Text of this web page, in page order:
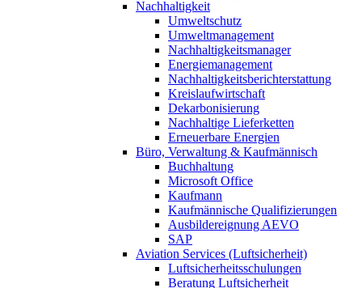
Nachhaltigkeit
Umweltschutz
Umweltmanagement
Nachhaltigkeitsmanager
Energiemanagement
Nachhaltigkeitsberichterstattung
Kreislaufwirtschaft
Dekarbonisierung
Nachhaltige Lieferketten
Erneuerbare Energien
Büro, Verwaltung & Kaufmännisch
Buchhaltung
Microsoft Office
Kaufmann
Kaufmännische Qualifizierungen
Ausbildereignung AEVO
SAP
Aviation Services (Luftsicherheit)
Luftsicherheitsschulungen
Beratung Luftsicherheit